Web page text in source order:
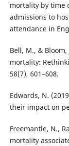
mortality by time
admissions to
attendance in
Bell, M., &
mortality:
58(7), 601–608.
Edwards, N.
their impact on
Freemantle, N.,
mortality